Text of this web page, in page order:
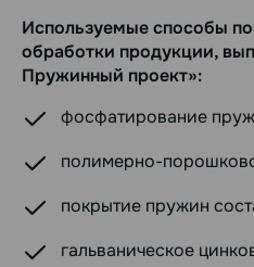
Используемые способы
обработки продукции,
Пружинный проект»:
фосфатирование
полимерно-
покрытие пружин
гальваническое